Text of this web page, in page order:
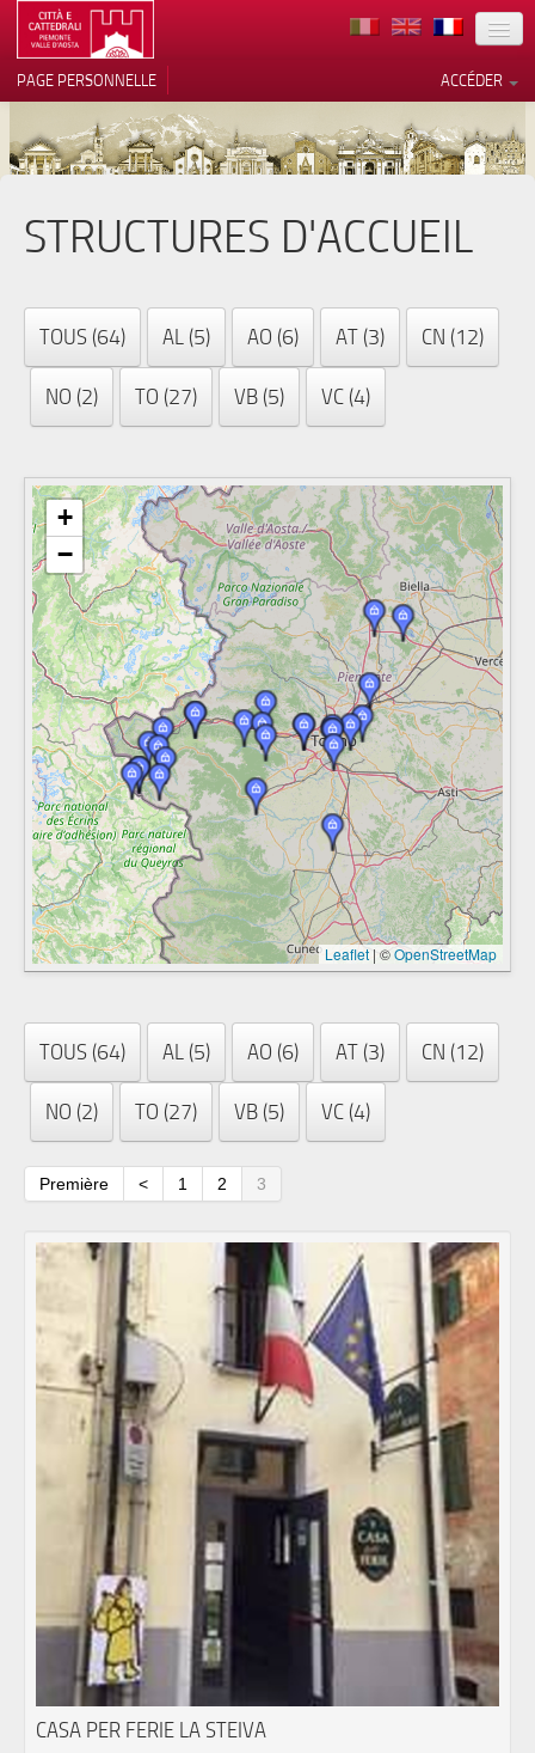
TERRITOIRE
ARCHITECTURE
EVÉNEMENTS
BÉNÉVOLES
PRESS
ACCÉDER
PAGE PERSONNELLE
STRUCTURES D'ACCUEIL
TOUS (64) AL (5) AO (6) AT (3) CN (12)
NO (2) TO (27) VB (5) VC (4)
+
−
Leaflet | ©OpenStreetMap
TOUS (64) AL (5) AO (6) AT (3) CN (12)
NO (2) TO (27) VB (5) VC (4)
Première < 1 2 3
CASA PER FERIE LA STEIVA
Vos choix en matière de
confidentialité